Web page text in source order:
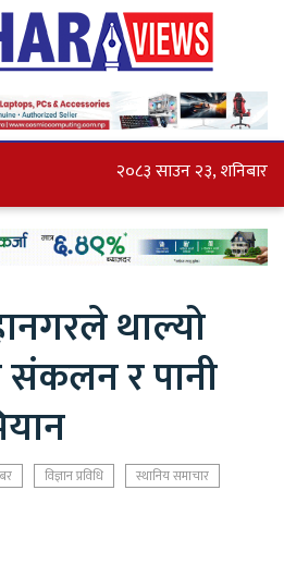
२०८३ साउन २३, शनिबार
थाल्यो
र पानी
विज्ञान प्रविधि स्थानिय समाचार